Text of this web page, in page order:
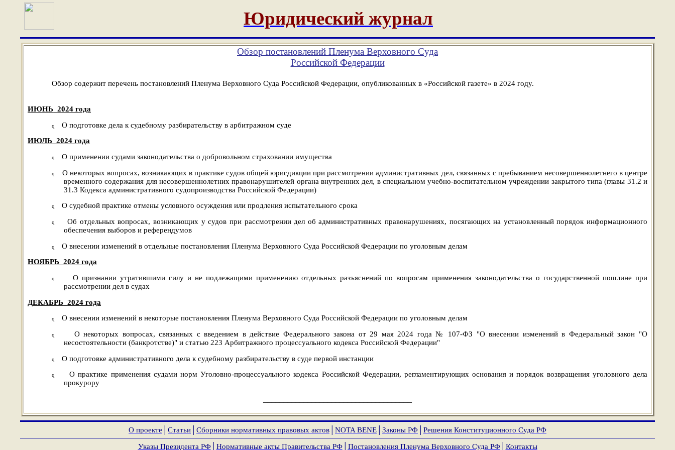
Юридический журнал
Обзор постановлений Пленума Верховного Суда
Российской Федерации
Обзор содержит перечень постановлений Пленума Верховного Суда Российской Федерации, опубликованных в «Российской газете» в 2024 году.
ИЮНЬ 2024 года
q
О подготовке дела к судебному разбирательству в арбитражном суде
ИЮЛЬ 2024 года
q О применении судами законодательства о добровольном страховании имущества
q
О некоторых вопросах, возникающих в практике судов общей юрисдикции при рассмотрении административных дел, связанных с пребыванием несовершеннолетнего в центре
временного содержания для несовершеннолетних правонарушителей органа внутренних дел, в специальном учебно-воспитательном учреждении закрытого типа (главы 31.2 и
31.3 Кодекса административного судопроизводства Российской Федерации)
q О судебной практике отмены условного осуждения или продления испытательного срока
q
Об отдельных вопросах, возникающих у судов при рассмотрении дел об административных правонарушениях, посягающих на установленный порядок информационного
обеспечения выборов и референдумов
q
О внесении изменений в отдельные постановления Пленума Верховного Суда Российской Федерации по уголовным делам
НОЯБРЬ 2024 года
q
О признании утратившими силу и не подлежащими применению отдельных разъяснений по вопросам применения законодательства о государственной пошлине при
рассмотрении дел в судах
ДЕКАБРЬ 2024 года
q О внесении изменений в некоторые постановления Пленума Верховного Суда Российской Федерации по уголовным делам
q
О некоторых вопросах, связанных с введением в действие Федерального закона от 29 мая 2024 года № 107-ФЗ "О внесении изменений в Федеральный закон "О
несостоятельности (банкротстве)" и статью 223 Арбитражного процессуального кодекса Российской Федерации"
q О подготовке административного дела к судебному разбирательству в суде первой инстанции
q
О практике применения судами норм Уголовно-процессуального кодекса Российской Федерации, регламентирующих основания и порядок возвращения уголовного дела
прокурору
О проекте Статьи Сборники нормативных правовых актов NOTA BENE Законы РФ Решения Конституционного Суда РФ
Указы Президента РФ│ Нормативные акты Правительства РФ│ Постановления Пленума Верховного Суда РФ│ Контакты